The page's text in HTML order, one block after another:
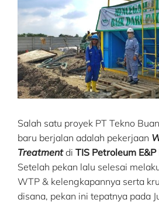
Image
Salah satu proyek PT Tekno
baru berjalan adalah pekerjaan
Treatment di TIS Petroleum E&P
Setelah pekan lalu selesai
WTP & kelengkapannya serta
disana, pekan ini tepatnya pada